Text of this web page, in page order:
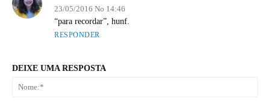
23/05/2016 No 14:46
“para recordar”, hunf.
RESPONDER
DEIXE UMA RESPOSTA